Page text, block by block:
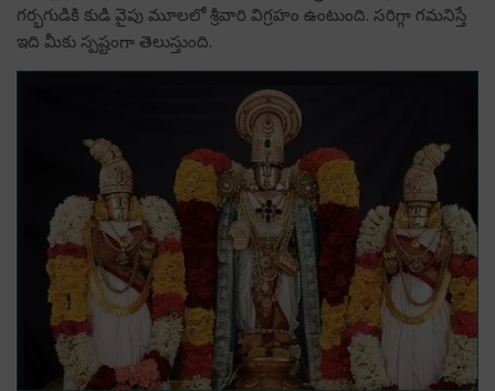
గర్భగుడికి కుడి వైపు మూలలో శ్రీవారి విగ్రహం ఉంటుంది. సరిగ్గా గమనిస్తే
ఇది మీకు స్పష్టంగా తెలుస్తుంది.